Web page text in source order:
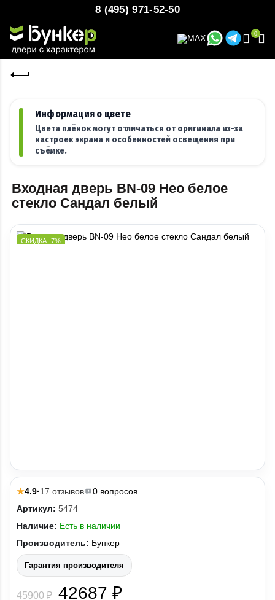
8 (495) 971-52-50
0
Информация о цвете
Цвета плёнок могут отличаться от оригинала из-за
настроек экрана и особенностей освещения при
съёмке.
Входная дверь BN-09 Нео белое
стекло Сандал белый
СКИДКА -7%
★4.9·17 отзывов
0 вопросов
Артикул: 5474
Наличие: Есть в наличии
Производитель: Бункер
Гарантия производителя
45900 ₽ 42687 ₽